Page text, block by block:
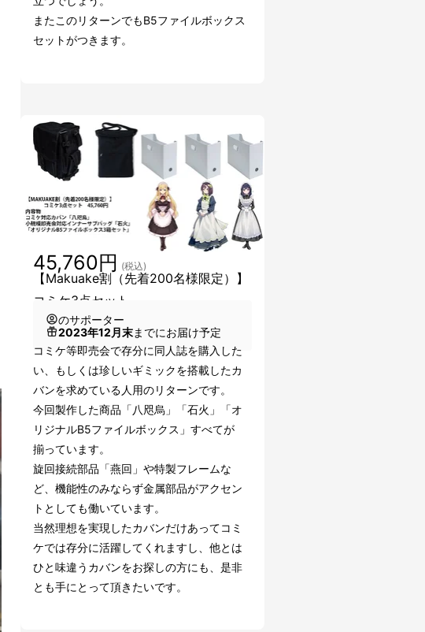
またこのリターンでもB5ファイルボックス
セットがつきます。
【Makuake割（先着200名様限定）】
コミケ3点セット
45,760円 (税込)
のサポーター
2023年12月末までにお届け予定
コミケ等即売会で存分に同人誌を購入した
い、もしくは珍しいギミックを搭載したカ
バンを求めている人用のリターンです。
今回製作した商品「八咫烏」「石火」「オ
リジナルB5ファイルボックス」すべてが
揃っています。
旋回接続部品「燕回」や特製フレームな
ど、機能性のみならず金属部品がアクセン
トとしても働いています。
当然理想を実現したカバンだけあってコミ
ケでは存分に活躍してくれますし、他とは
ひと味違うカバンをお探しの方にも、是非
とも手にとって頂きたいです。